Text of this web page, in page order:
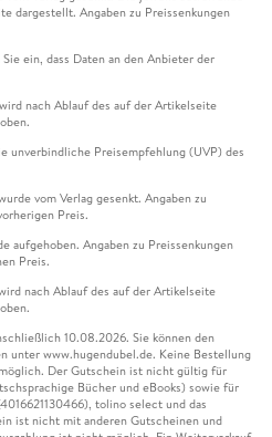
dargestellt. Angaben zu Preissenkungen
ein, dass Daten an den Anbieter der
nach Ablauf des auf der Artikelseite
unverbindliche Preisempfehlung (UVP) des
vom Verlag gesenkt. Angaben zu
Preis.
aufgehoben. Angaben zu Preissenkungen
Preis.
nach Ablauf des auf der Artikelseite
10.08.2026. Sie können den
unter www.hugendubel.de. Keine Bestellung
Der Gutschein ist nicht gültig für
Bücher und eBooks) sowie für
tolino select und das
ist nicht mit anderen Gutscheinen und